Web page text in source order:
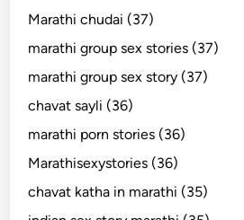
Marathi chudai (37)
marathi group sex stories (37)
marathi group sex story (37)
chavat sayli (36)
marathi porn stories (36)
Marathisexystories (36)
chavat katha in marathi (35)